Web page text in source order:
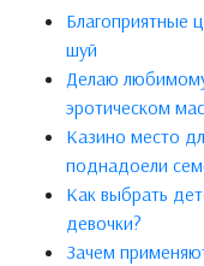
Благоприятные
шуй
Делаю
эротическом
Казино место
поднадоели
Как выбрать
девочки?
Зачем